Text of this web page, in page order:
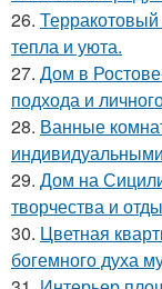
26.
тепла и уюта.
27. Дом в
подхода и
28. Ванные
29. Дом на
творчества и
30. Цветная
богемного духа